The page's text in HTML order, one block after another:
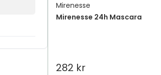
Mirenesse
Mirenesse 24h Mascara
282 kr